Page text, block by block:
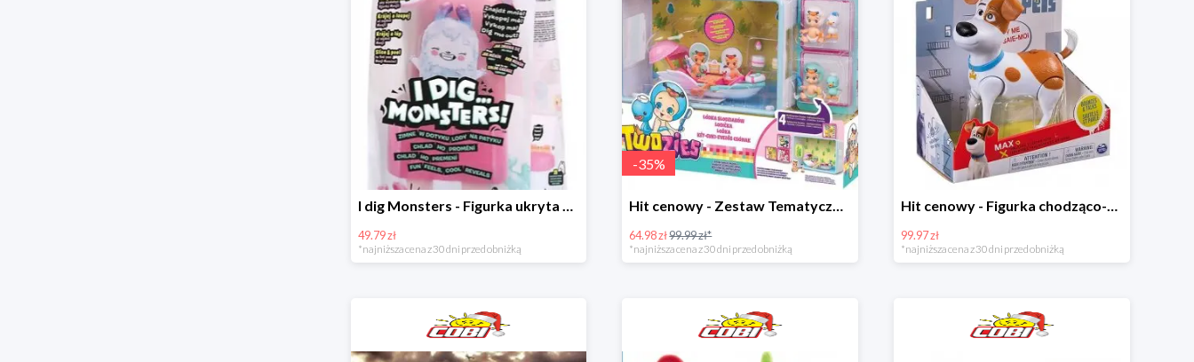
I dig Monsters - Figurka ukryta w lodach w super cenie
49.79 zł
*najniższa cena z 30 dni przed obniżką
-35%
Hit cenowy - Zestaw Tematyczny Twozies
64.98 zł99.99 zł*
*najniższa cena z 30 dni przed obniżką
Hit cenowy - Figurka chodząco-mówiąca Secret Life of Pets
99.97 zł
*najniższa cena z 30 dni przed obniżką